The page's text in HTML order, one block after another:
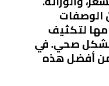
الوصفات
لتكثيف
بشكل صحي. في
من أفضل هذه